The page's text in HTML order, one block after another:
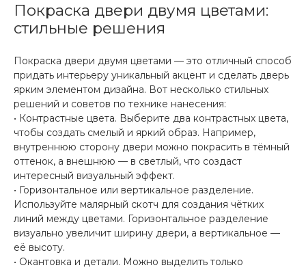
Покраска двери двумя цветами:
стильные решения
Покраска двери двумя цветами — это отличный способ
придать интерьеру уникальный акцент и сделать дверь
ярким элементом дизайна. Вот несколько стильных
решений и советов по технике нанесения:
• Контрастные цвета. Выберите два контрастных цвета,
чтобы создать смелый и яркий образ. Например,
внутреннюю сторону двери можно покрасить в тёмный
оттенок, а внешнюю — в светлый, что создаст
интересный визуальный эффект.
• Горизонтальное или вертикальное разделение.
Используйте малярный скотч для создания чётких
линий между цветами. Горизонтальное разделение
визуально увеличит ширину двери, а вертикальное —
её высоту.
• Окантовка и детали. Можно выделить только